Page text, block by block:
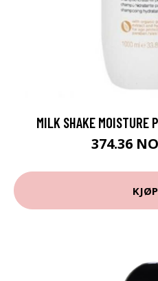
MILK SHAKE MOISTURE
374.36